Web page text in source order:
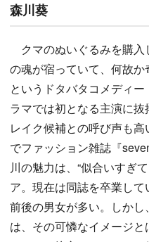
森川葵
クマのぬいぐるみを購入
の魂が宿っていて、何故
というドタバタコメディ
ラマでは初となる主演に
レイク候補との呼び声も
でファッション雑誌『
川の魅力は、“似合いすぎ
ア。現在は同誌を卒業し
前後の男女が多い。しか
は、その可憐なイメージ